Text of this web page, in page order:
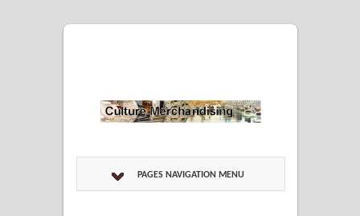
PAGES NAVIGATION MENU